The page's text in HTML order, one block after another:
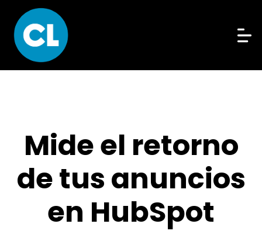
Mide el retorno
de tus anuncios
en HubSpot